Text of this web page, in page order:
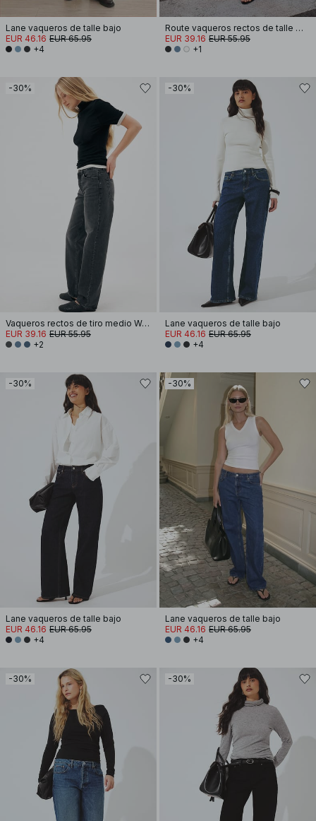
Lane vaqueros de talle bajo
EUR 46.16 EUR 65.95
+4
Route vaqueros rectos de talle medio
EUR 39.16 EUR 55.95
+1
-30%
Vaqueros rectos de tiro medio Way
EUR 39.16 EUR 55.95
+2
-30%
Lane vaqueros de talle bajo
EUR 46.16 EUR 65.95
+4
-30%
Lane vaqueros de talle bajo
EUR 46.16 EUR 65.95
+4
-30%
Lane vaqueros de talle bajo
EUR 46.16 EUR 65.95
+4
-30% -30%